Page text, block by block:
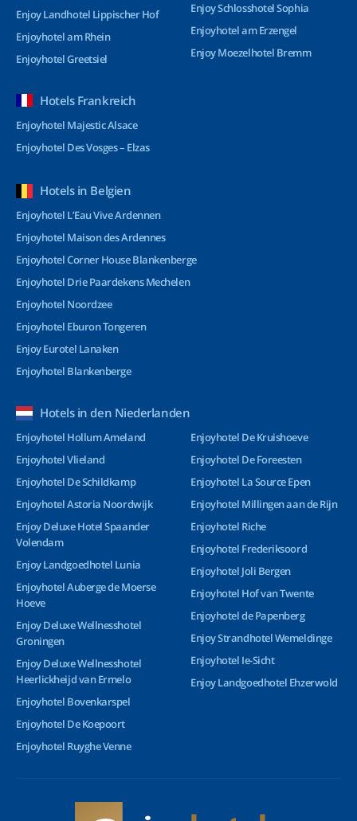
Enjoy Landhotel Lippischer Hof
Enjoyhotel am Rhein
Enjoyhotel Greetsiel
Enjoy Schlosshotel Sophia
Enjoyhotel am Erzengel
Enjoy Moezelhotel Bremm
Hotels Frankreich
Enjoyhotel Majestic Alsace
Enjoyhotel Des Vosges – Elzas
Hotels in Belgien
Enjoyhotel L’Eau Vive Ardennen
Enjoyhotel Maison des Ardennes
Enjoyhotel Corner House Blankenberge
Enjoyhotel Drie Paardekens Mechelen
Enjoyhotel Noordzee
Enjoyhotel Eburon Tongeren
Enjoy Eurotel Lanaken
Enjoyhotel Blankenberge
Hotels in den Niederlanden
Enjoyhotel Hollum Ameland
Enjoyhotel Vlieland
Enjoyhotel De Schildkamp
Enjoyhotel Astoria Noordwijk
Enjoy Deluxe Hotel Spaander
Volendam
Enjoy Landgoedhotel Lunia
Enjoyhotel Auberge de Moerse
Hoeve
Enjoy Deluxe Wellnesshotel
Groningen
Enjoy Deluxe Wellnesshotel
Heerlickheijd van Ermelo
Enjoyhotel Bovenkarspel
Enjoyhotel De Koepoort
Enjoyhotel Ruyghe Venne
Enjoyhotel De Kruishoeve
Enjoyhotel De Foreesten
Enjoyhotel La Source Epen
Enjoyhotel Millingen aan de Rijn
Enjoyhotel Riche
Enjoyhotel Frederiksoord
Enjoyhotel Joli Bergen
Enjoyhotel Hof van Twente
Enjoyhotel de Papenberg
Enjoy Strandhotel Wemeldinge
Enjoyhotel Ie-Sicht
Enjoy Landgoedhotel Ehzerwold